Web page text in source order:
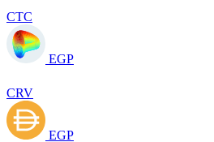
CTC
EGP
CRV
EGP